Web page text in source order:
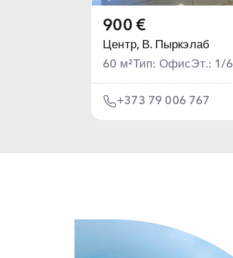
900 €
Центр, В. Пыркэлаб
60 м²Тип: ОфисЭт.: 1/6
+373 79 006 767